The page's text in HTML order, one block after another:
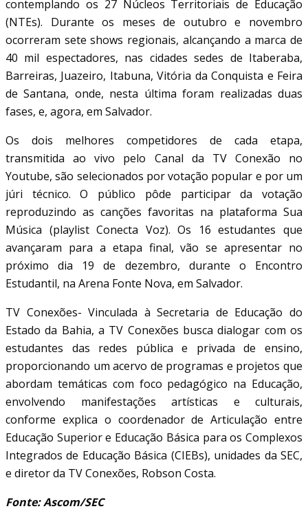
contemplando os 27 Núcleos Territoriais de Educação
(NTEs). Durante os meses de outubro e novembro
ocorreram sete shows regionais, alcançando a marca de
40 mil espectadores, nas cidades sedes de Itaberaba,
Barreiras, Juazeiro, Itabuna, Vitória da Conquista e Feira
de Santana, onde, nesta última foram realizadas duas
fases, e, agora, em Salvador.
Os dois melhores competidores de cada etapa,
transmitida ao vivo pelo Canal da TV Conexão no
Youtube, são selecionados por votação popular e por um
júri técnico. O público pôde participar da votação
reproduzindo as canções favoritas na plataforma Sua
Música (playlist Conecta Voz). Os 16 estudantes que
avançaram para a etapa final, vão se apresentar no
próximo dia 19 de dezembro, durante o Encontro
Estudantil, na Arena Fonte Nova, em Salvador.
TV Conexões- Vinculada à Secretaria de Educação do
Estado da Bahia, a TV Conexões busca dialogar com os
estudantes das redes pública e privada de ensino,
proporcionando um acervo de programas e projetos que
abordam temáticas com foco pedagógico na Educação,
envolvendo manifestações artísticas e culturais,
conforme explica o coordenador de Articulação entre
Educação Superior e Educação Básica para os Complexos
Integrados de Educação Básica (CIEBs), unidades da SEC,
e diretor da TV Conexões, Robson Costa.
Fonte: Ascom/SEC